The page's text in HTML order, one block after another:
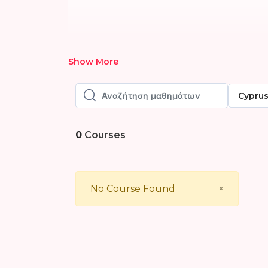
Show More
Αναζήτηση μαθημάτων
Αναζήτηση μαθημάτων
Cyprus
0 Courses
×
No Course Found